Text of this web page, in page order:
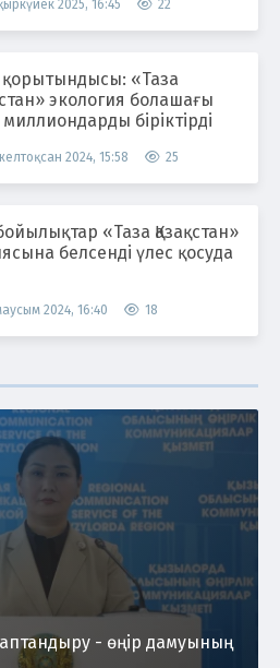
2025, 16:45 22
«Таза
экология болашағы
біріктірді
2024, 15:58 25
«Таза Қазақстан»
белсенді үлес қосуда
2024, 16:40 18
- өңір дамуының